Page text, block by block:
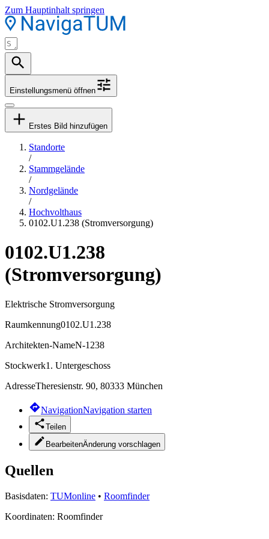
Zum Hauptinhalt springen
Einstellungsmenü öffnen
Erstes Bild hinzufügen
Standorte
/
Stammgelände
/
Nordgelände
/
Hochvolthaus
0102.U1.238 (Stromversorgung)
0102.U1.238
(Stromversorgung)
Elektrische Stromversorgung
Raumkennung0102.U1.238
Architekten-NameN-1238
Stockwerk1. Untergeschoss
AdresseTheresienstr. 90, 80333 München
NavigationNavigation starten
Teilen
BearbeitenÄnderung vorschlagen
Quellen
Basisdaten: TUMonline • Roomfinder
Koordinaten: Roomfinder